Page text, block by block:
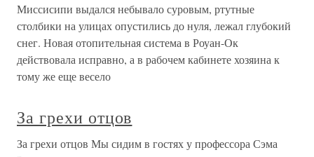
Миссисипи выдался небывало суровым, ртутные
столбики на улицах опустились до нуля, лежал глубокий
снег. Новая отопительная система в Роуан-Ок
действовала исправно, а в рабочем кабинете хозяина к
тому же еще весело
За грехи отцов
За грехи отцов Мы сидим в гостях у профессора Сэма